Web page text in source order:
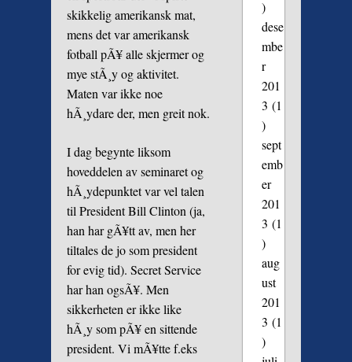
skikkelig amerikansk mat,
mens det var amerikansk
fotball pÃ¥ alle skjermer og
mye stÃ¸y og aktivitet.
Maten var ikke noe
hÃ¸ydare der, men greit nok.
I dag begynte liksom
hoveddelen av seminaret og
hÃ¸ydepunktet var vel talen
til President Bill Clinton (ja,
han har gÃ¥tt av, men her
tiltales de jo som president
for evig tid). Secret Service
har han ogsÃ¥. Men
sikkerheten er ikke like
hÃ¸y som pÃ¥ en sittende
president. Vi mÃ¥tte f.eks
)
dese
mbe
r
201
3 (1
)
sept
emb
er
201
3 (1
)
aug
ust
201
3 (1
)